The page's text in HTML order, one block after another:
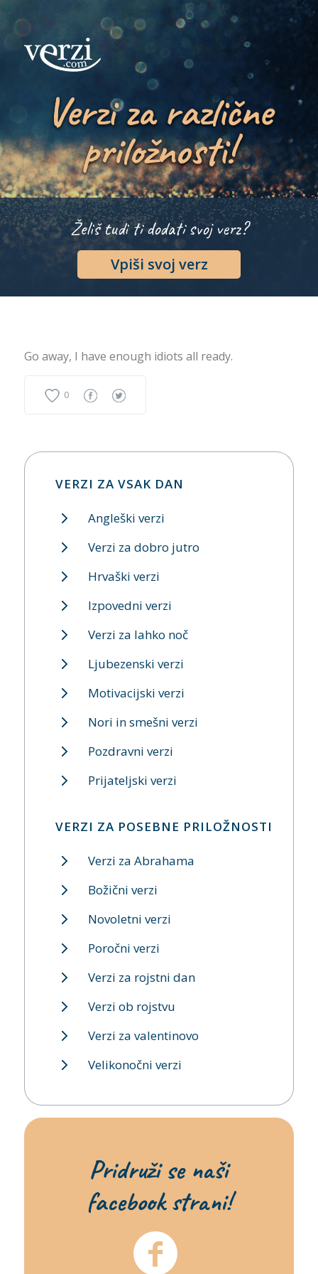
Verzi za različne
priložnosti!
Želiš tudi ti dodati svoj verz?
Vpiši svoj verz
Go away, I have enough idiots all ready.
0
VERZI ZA VSAK DAN
Angleški verzi
Verzi za dobro jutro
Hrvaški verzi
Izpovedni verzi
Verzi za lahko noč
Ljubezenski verzi
Motivacijski verzi
Nori in smešni verzi
Pozdravni verzi
Prijateljski verzi
VERZI ZA POSEBNE PRILOŽNOSTI
Verzi za Abrahama
Božični verzi
Novoletni verzi
Poročni verzi
Verzi za rojstni dan
Verzi ob rojstvu
Verzi za valentinovo
Velikonočni verzi
Pridruži se naši
facebook strani!